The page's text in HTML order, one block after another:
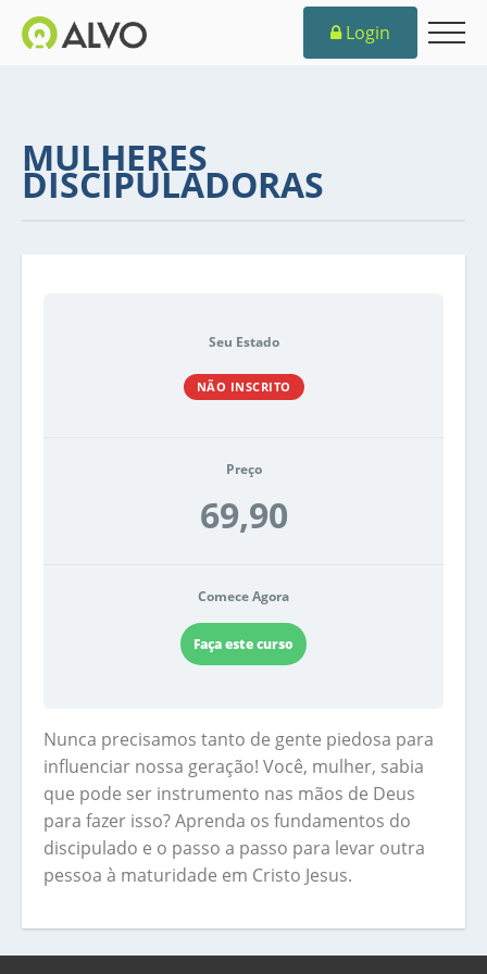
Login
MULHERES
DISCIPULADORAS
Seu Estado
NÃO INSCRITO
Preço
69,90
Comece Agora
Faça este curso
Nunca precisamos tanto de gente piedosa para
influenciar nossa geração! Você, mulher, sabia
que pode ser instrumento nas mãos de Deus
para fazer isso? Aprenda os fundamentos do
discipulado e o passo a passo para levar outra
pessoa à maturidade em Cristo Jesus.